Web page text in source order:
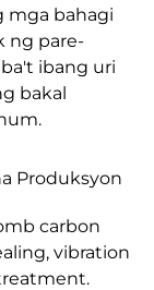
mga bahagi
ng pare-
ibang uri
bakal
Produksyon
carbon
vibration